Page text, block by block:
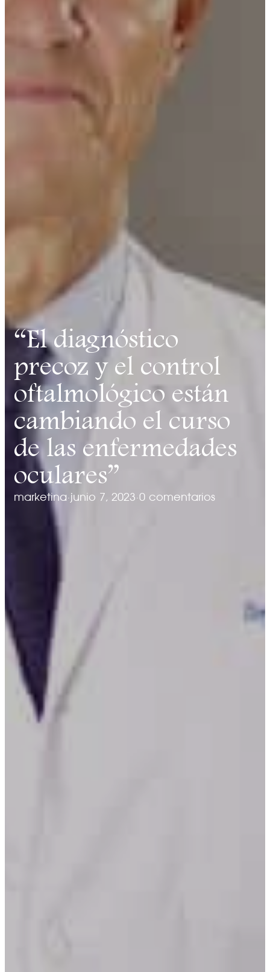
“El diagnóstico
precoz y el control
oftalmológico están
cambiando el curso
de las enfermedades
oculares”
marketina·junio 7, 2023·0 comentarios